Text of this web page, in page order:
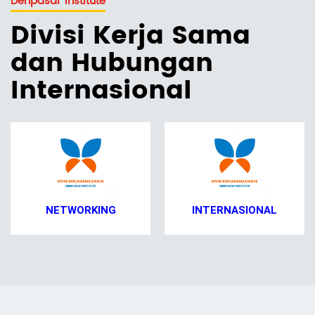
Divisi Kerja Sama
dan Hubungan
Internasional
NETWORKING INTERNASIONAL